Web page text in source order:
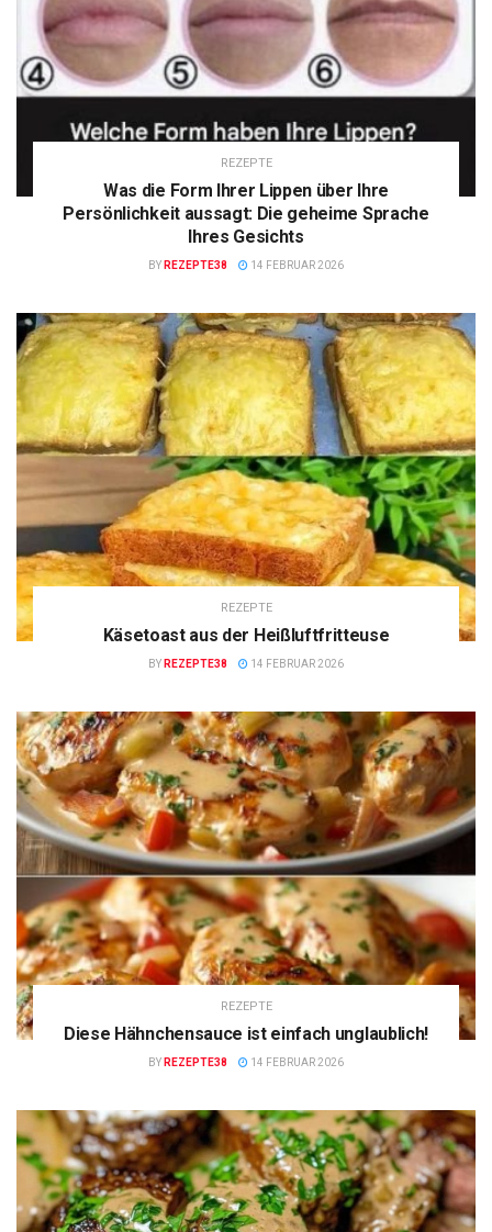
REZEPTE
Was die Form Ihrer Lippen über Ihre
Persönlichkeit aussagt: Die geheime Sprache
Ihres Gesichts
BY REZEPTE38 14 FEBRUAR 2026
REZEPTE
Käsetoast aus der Heißluftfritteuse
BY REZEPTE38 14 FEBRUAR 2026
REZEPTE
Diese Hähnchensauce ist einfach unglaublich!
BY REZEPTE38 14 FEBRUAR 2026